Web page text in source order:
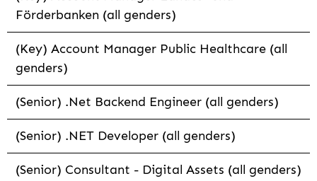
Förderbanken (all genders)
(Key) Account Manager Public Healthcare (all
genders)
(Senior) .Net Backend Engineer (all genders)
(Senior) .NET Developer (all genders)
(Senior) Consultant - Digital Assets (all genders)